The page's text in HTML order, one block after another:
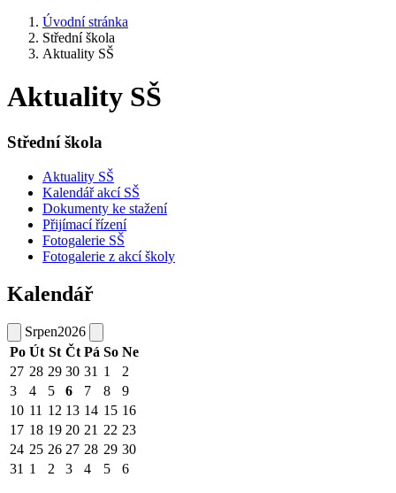
Úvodní stránka
Střední škola
Aktuality SŠ
Aktuality SŠ
Střední škola
Aktuality SŠ
Kalendář akcí SŠ
Dokumenty ke stažení
Přijímací řízení
Fotogalerie SŠ
Fotogalerie z akcí školy
Kalendář
Srpen2026
Po Út St Čt Pá So Ne
27 28 29 30 31 1
2
3
4 5 6 7 8
9
10 11 12 13 14 15 16
17 18 19 20 21 22 23
24 25 26 27 28 29 30
31 1 2 3 4 5 6